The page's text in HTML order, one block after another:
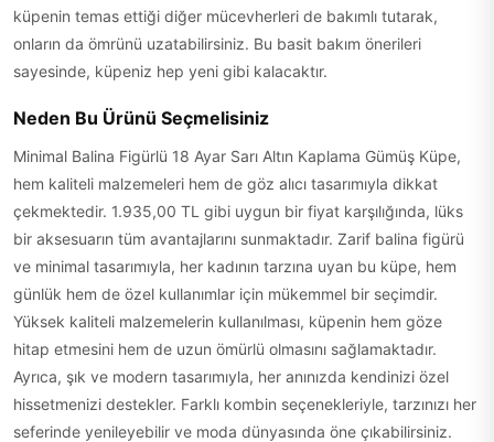
küpenin temas ettiği diğer mücevherleri de bakımlı tutarak,
onların da ömrünü uzatabilirsiniz. Bu basit bakım önerileri
sayesinde, küpeniz hep yeni gibi kalacaktır.
Neden Bu Ürünü Seçmelisiniz
Minimal Balina Figürlü 18 Ayar Sarı Altın Kaplama Gümüş Küpe,
hem kaliteli malzemeleri hem de göz alıcı tasarımıyla dikkat
çekmektedir. 1.935,00 TL gibi uygun bir fiyat karşılığında, lüks
bir aksesuarın tüm avantajlarını sunmaktadır. Zarif balina figürü
ve minimal tasarımıyla, her kadının tarzına uyan bu küpe, hem
günlük hem de özel kullanımlar için mükemmel bir seçimdir.
Yüksek kaliteli malzemelerin kullanılması, küpenin hem göze
hitap etmesini hem de uzun ömürlü olmasını sağlamaktadır.
Ayrıca, şık ve modern tasarımıyla, her anınızda kendinizi özel
hissetmenizi destekler. Farklı kombin seçenekleriyle, tarzınızı her
seferinde yenileyebilir ve moda dünyasında öne çıkabilirsiniz.